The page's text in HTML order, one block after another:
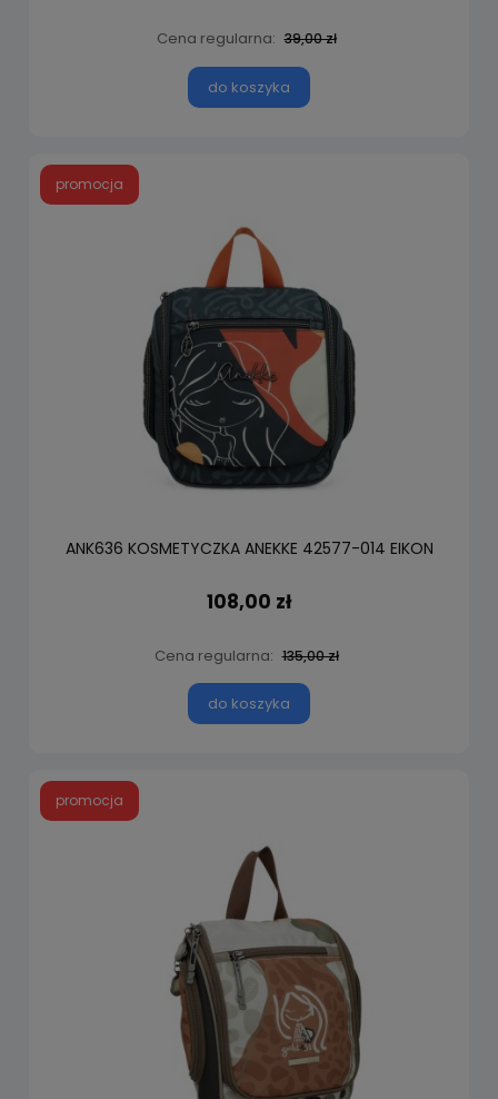
Cena regularna: 39,00 zł
do koszyka
ANK636 KOSMETYCZKA ANEKKE 42577-014 EIKON
108,00 zł
Cena regularna: 135,00 zł
do koszyka
promocja
promocja